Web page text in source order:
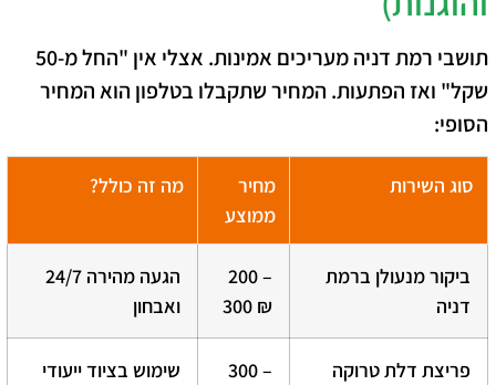
תושבי רמת דניה מעריכים אמינות. אצלי אין "החל מ-50
שקל" ואז הפתעות. המחיר שתקבלו בטלפון הוא המחיר
הסופי:
סוג השירות
מחיר
ממוצע
מה זה כולל?
ביקור מנעולן ברמת
דניה
200 –
300 ₪
הגעה מהירה 24/7
ואבחון
פריצת דלת טרוקה
300 –
שימוש בציוד ייעודי